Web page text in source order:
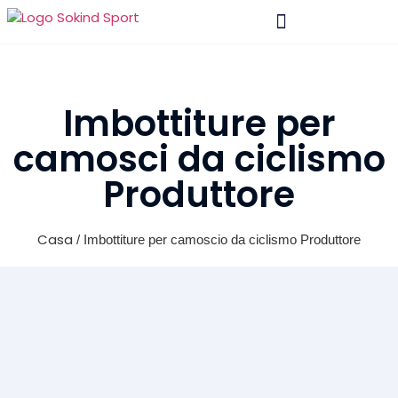
Imbottiture per
camosci da ciclismo
Produttore
Casa / Imbottiture per camoscio da ciclismo Produttore